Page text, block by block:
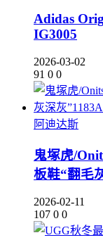
Adidas
IG3005
2026-03-02
91 0 0
阿迪达斯
鬼塚虎/
板鞋“翻毛
2026-02-11
107 0 0